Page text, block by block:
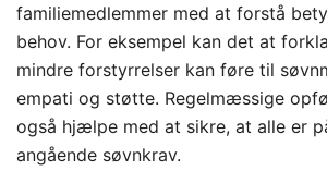
familiemedlemmer med at forstå
behov. For eksempel kan det at
mindre forstyrrelser kan føre til
empati og støtte. Regelmæssige
også hjælpe med at sikre, at alle er
angående søvnkrav.